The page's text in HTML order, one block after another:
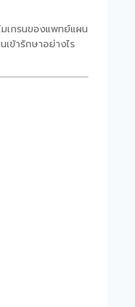
เกรนของแพทย์แผน
ข้ารักษาอย่างไร